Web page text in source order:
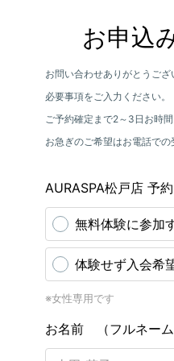
お申込
お問い合わせありがとうござ
必要事項をご入力ください。
ご予約確定まで2～3日お時
お急ぎのご希望はお電話での
AURASPA松戸店 予
無料体験に参加
体験せず入会希
※女性専用です
お名前 （フルネーム